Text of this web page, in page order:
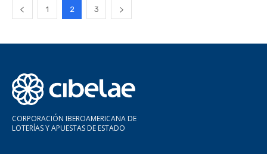
1 2 3
CORPORACIÓN IBEROAMERICANA DE
LOTERÍAS Y APUESTAS DE ESTADO